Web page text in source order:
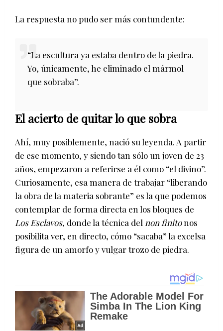
La respuesta no pudo ser más contundente:
“La escultura ya estaba dentro de la piedra.
Yo, únicamente, he eliminado el mármol
que sobraba”.
El acierto de quitar lo que sobra
Ahí, muy posiblemente, nació su leyenda. A partir
de ese momento, y siendo tan sólo un joven de 23
años, empezaron a referirse a él como “el divino”.
Curiosamente, esa manera de trabajar “liberando
la obra de la materia sobrante” es la que podemos
contemplar de forma directa en los bloques de
Los Esclavos, donde la técnica del non finitonos
posibilita ver, en directo, cómo “sacaba” la excelsa
figura de un amorfo y vulgar trozo de piedra.